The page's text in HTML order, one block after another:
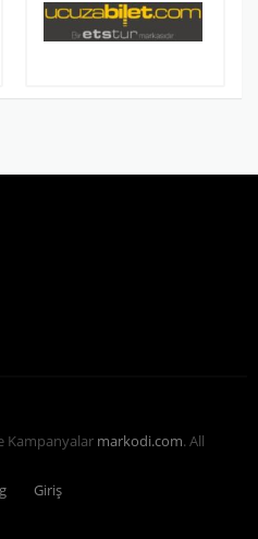
Kampanyalar markodi.com. All
Giriş